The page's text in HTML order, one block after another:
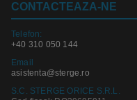
CONTACTEAZA-NE
Telefon:
+40 310 050 144
Email
asistenta@sterge.ro
S.C. STERGE ORICE S.R.L.